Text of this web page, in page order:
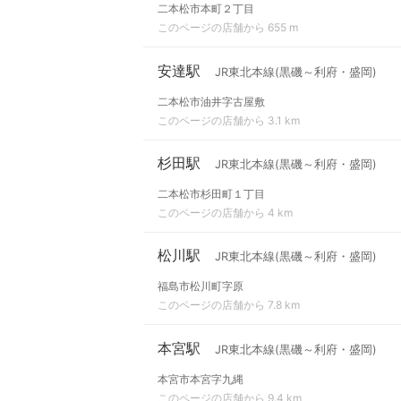
二本松市本町２丁目
このページの店舗から 655 m
安達駅 JR東北本線(黒磯～利府・盛岡)
二本松市油井字古屋敷
このページの店舗から 3.1 km
杉田駅 JR東北本線(黒磯～利府・盛岡)
二本松市杉田町１丁目
このページの店舗から 4 km
松川駅 JR東北本線(黒磯～利府・盛岡)
福島市松川町字原
このページの店舗から 7.8 km
本宮駅 JR東北本線(黒磯～利府・盛岡)
本宮市本宮字九縄
このページの店舗から 9.4 km